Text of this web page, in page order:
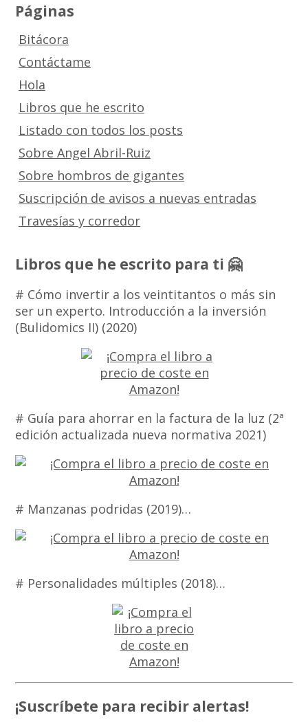
Páginas
Bitácora
Contáctame
Hola
Libros que he escrito
Listado con todos los posts
Sobre Angel Abril-Ruiz
Sobre hombros de gigantes
Suscripción de avisos a nuevas entradas
Travesías y corredor
Libros que he escrito para ti 🤗
# Cómo invertir a los veintitantos o más sin
ser un experto. Introducción a la inversión
(Bulidomics II) (2020)
# Guía para ahorrar en la factura de la luz (2ª
edición actualizada nueva normativa 2021)
# Manzanas podridas (2019)…
# Personalidades múltiples (2018)…
¡Suscríbete para recibir alertas!